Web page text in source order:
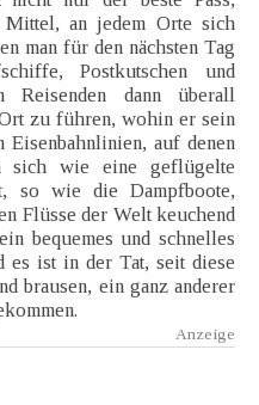
Mittel, an jedem Orte sich
man für den nächsten Tag
Postkutschen und
Reisenden dann überall
zu führen, wohin er sein
Eisenbahnlinien, auf denen
sich wie eine geflügelte
so wie die Dampfboote,
Flüsse der Welt keuchend
bequemes und schnelles
es ist in der Tat, seit diese
brausen, ein ganz anderer